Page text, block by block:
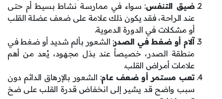
ضيق التنفس: سواء في ممارسة نشاط بسيط أم حتى
عند الراحة، فقد يكون ذلك علامة على ضعف عضلة القلب
أو مشكلات في الدورة الدموية.
آلام أو ضغط في الصدر: الشعور بألم شديد أو ضغط في
منطقة الصدر، خصيصاً عند بذل مجهود، يُعد من أهم
علامات أمراض القلب.
تعب مستمر أو ضعف عام: الشعور بالإرهاق الدائم دون
سبب واضح قد يشير إلى انخفاض قدرة القلب على ضخ